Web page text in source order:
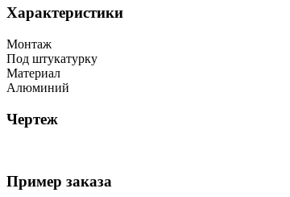
Характеристики
Монтаж
Под штукатурку
Материал
Алюминий
Чертеж
Пример заказа